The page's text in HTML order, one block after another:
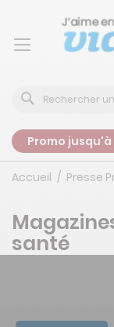
Promo jusqu'à
Accueil Presse
santé